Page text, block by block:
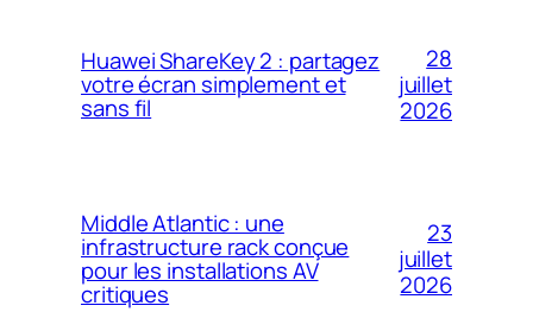
Huawei ShareKey 2 : partagez
votre écran simplement et
sans fil
28
juillet
2026
Middle Atlantic : une
infrastructure rack conçue
pour les installations AV
critiques
23
juillet
2026